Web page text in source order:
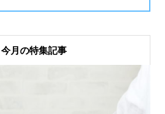
今月の特集記事